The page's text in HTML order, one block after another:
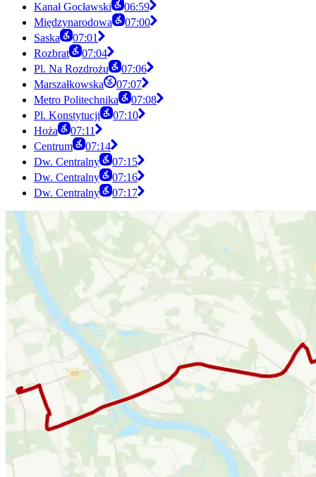
Kanał Gocławski
06:59
Międzynarodowa
07:00
Saska
07:01
Rozbrat
07:04
Pl. Na Rozdrożu
07:06
Marszałkowska
07:07
Metro Politechnika
07:08
Pl. Konstytucji
07:10
Hoża
07:11
Centrum
07:14
Dw. Centralny
07:15
Dw. Centralny
07:16
Dw. Centralny
07:17